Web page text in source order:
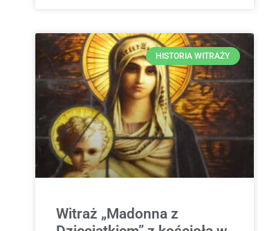
HISTORIA WITRAŻY
Witraż „Madonna z